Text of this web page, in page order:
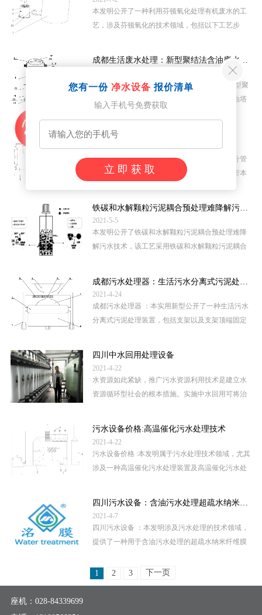
本发明公开了一种利用芬顿氧化处理有机废水的工
艺，涉及芬顿氧化的技术领域，包括以下工艺步
成都生活废水处理：新型聚结法含油废水高效除
成都生活废水处理 ：本实用新型公开了一种新型聚
结法含油废水高效除油装置，包括脱油塔，脱油塔
成都污水处理用PVC管道
2021-6-22
污水处理用PVC管道，包括管道组机构、排污分管
和引气引流机构，管道组机构包括若干个排污管本
2021-5-5
本发明公开了铁碳和水解颗粒污泥耦合预处理难降
解污水技术，该工艺采用铁碳和水解颗粒污泥耦合
2021-4-24
成都污水处理器 ：本实用新型公开了一种生活污水
分离式污泥处理装置，包括支架以及支架顶端固定
四川中水回用处理设备
2021-4-22
水资源如此紧缺，推广污水资源利用技术是建立水
资源循环型社会的根本措施。实施中水回用可将治
污水设备价格:高温催化污水处理技术
2021-4-22
污水设备价格 :本发明属于污水处理技术领域，尤其
涉及一种高温催化污水处理装置及高温催化污水处
2021-4-7
四川污水设备 ：本发明涉及污水处理的技术领域，
提供了一种用于含油污水处理的超疏水纳米纤维膜
丙烯酰氧基丙基三甲氧基硅烷对纳...
1 2 3 下一页
座机： 028-84339699
您有一份 净水设备 报价清单
输入手机号免费获取
立即获取